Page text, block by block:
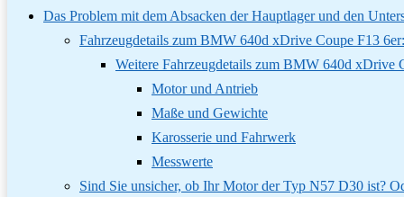
Das Problem mit dem Absacken der Hauptlager und den
Fahrzeugdetails zum BMW 640d xDrive Coupe F13 6er:
Weitere Fahrzeugdetails zum BMW 640d xDrive
Motor und Antrieb
Maße und Gewichte
Karosserie und Fahrwerk
Messwerte
Sind Sie unsicher, ob Ihr Motor der Typ N57 D30 ist?